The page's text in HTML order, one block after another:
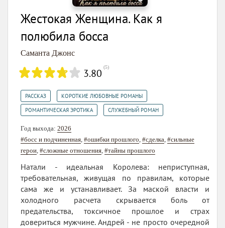
Жестокая Женщина. Как я
полюбила босса
Саманта Джонс
3.80 (5)
РАССКАЗ КОРОТКИЕ ЛЮБОВНЫЕ РОМАНЫ
РОМАНТИЧЕСКАЯ ЭРОТИКА СЛУЖЕБНЫЙ РОМАН
Год выхода: 2026
#босс и подчиненная #ошибки прошлого #сделка #сильные
герои #сложные отношения #тайны прошлого
Натали - идеальная Королева: неприступная,
требовательная, живущая по правилам, которые
сама же и устанавливает. За маской власти и
холодного расчета скрывается боль от
предательства, токсичное прошлое и страх
довериться мужчине. Андрей - не просто очередной